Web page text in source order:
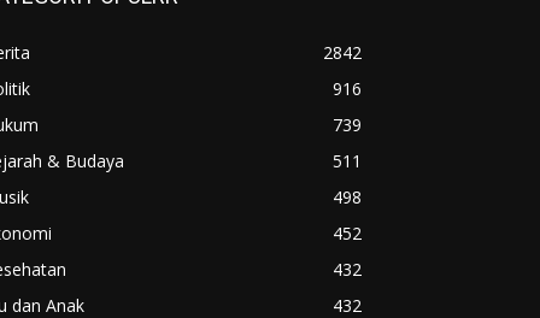
2842
916
739
& Budaya
511
498
452
432
dan Anak
432